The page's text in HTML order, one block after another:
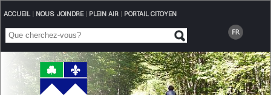
ACCUEIL| NOUS JOINDRE| PLEIN AIR| PORTAIL CITOYEN